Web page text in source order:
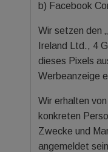
b) Facebook
Wir setzen den
Ireland Ltd., 4
dieses Pixels
Werbeanzeige
Wir erhalten
konkreten
Zwecke und
angemeldet